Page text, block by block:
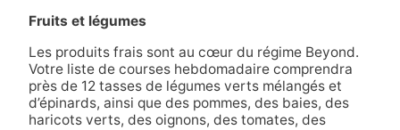
Fruits et légumes
Les produits frais sont au cœur du régime Beyond.
Votre liste de courses hebdomadaire comprendra
près de 12 tasses de légumes verts mélangés et
d’épinards, ainsi que des pommes, des baies, des
haricots verts, des oignons, des tomates, des